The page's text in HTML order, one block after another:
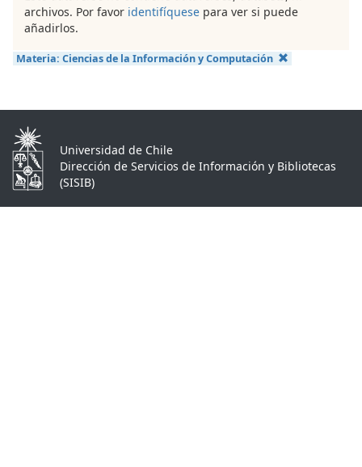
archivos. Por favor identifíquese para ver si puede
añadirlos.
Materia: Ciencias de la Información y Computación
Universidad de Chile
Dirección de Servicios de Información y Bibliotecas
(SISIB)